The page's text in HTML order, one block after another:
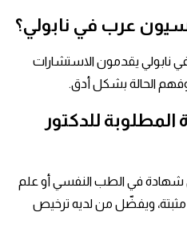
نابولي يقدمون الاستشارات
الحالة بشكل أدق.
المطلوبة للدكتور
شهادة في الطب النفسي أو علم
مثبتة، ويفضّل من لديه ترخيص